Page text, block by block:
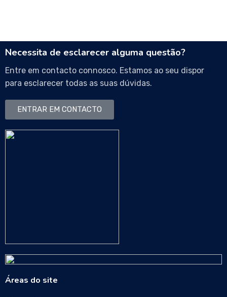
Necessita de esclarecer alguma questão?
Entre em contacto connosco. Estamos ao seu dispor
para esclarecer todas as suas dúvidas.
ENTRAR EM CONTACTO
Áreas do site